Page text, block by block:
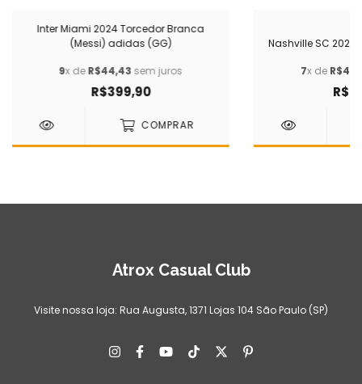
Inter Miami 2024 Torcedor Branca
(Messi) adidas (GG)
9x deR$44,43 sem juros
R$399,90
COMPRAR
Nashville SC
7x de
Atrox Casual Club
Visite nossa loja: Rua Augusta, 1371 Lojas 104 São Paulo (SP)